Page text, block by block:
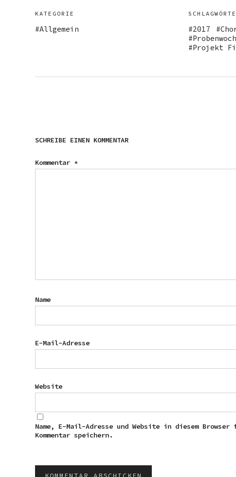
KATEGORIE
Allgemein 2017
Projekt
SCHREIBE EINEN KOMMENTAR
Kommentar *
Name
E-Mail-Adresse
Website
Name, E-Mail-Adresse und Website in diesem Browser
Kommentar speichern.